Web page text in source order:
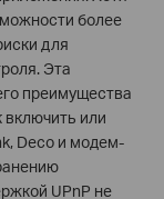
более
для
Эта
преимущества
включить или
Deco и модем-
UPnP не